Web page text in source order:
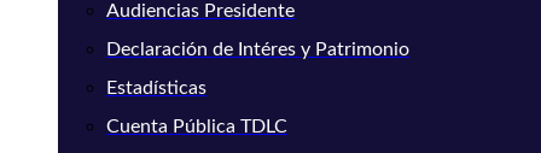
Audiencias Presidente
Declaración de Intéres y Patrimonio
Estadísticas
Cuenta Pública TDLC